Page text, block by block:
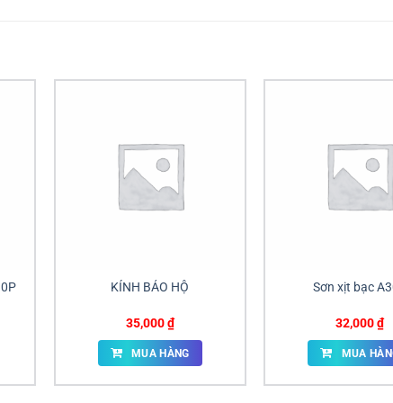
KÍNH BẢO HỘ
35,000₫
MUA HÀNG
Sơn xịt bạc
32,000₫
MUA